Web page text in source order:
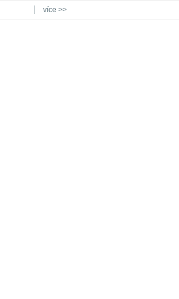
více >>